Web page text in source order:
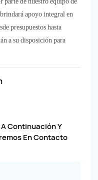
apoyo integral en
presupuestos hasta
a su disposición para
Continuación Y
En Contacto